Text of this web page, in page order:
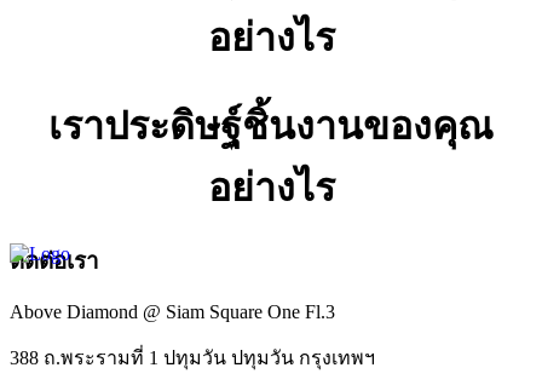
อย่างไร
เราประดิษฐ์ชิ้นงานของคุณ
อย่างไร
ติดต่อเรา
Above Diamond @ Siam Square One Fl.3
388 ถ.พระรามที่ 1 ปทุมวัน ปทุมวัน กรุงเทพฯ